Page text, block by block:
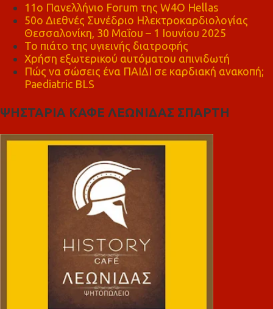
11ο Πανελλήνιο Forum της W4O Hellas
50ο Διεθνές Συνέδριο Ηλεκτροκαρδιολογίας
Θεσσαλονίκη, 30 Μαΐου – 1 Ιουνίου 2025
Το πιάτο της υγιεινής διατροφής
Χρήση εξωτερικού αυτόματου απινιδωτή
Πώς να σώσεις ένα ΠΑΙΔΙ σε καρδιακή ανακοπή;
Paediatric BLS
ΨΗΣΤΑΡΙΑ ΚΑΦΕ ΛΕΩΝΙΔΑΣ ΣΠΑΡΤΗ